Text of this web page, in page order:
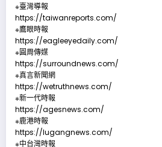
※臺灣導報
https://taiwanreports.com/
※鷹眼時報
https://eagleeyedaily.com/
※圓周傳媒
https://surroundnews.com/
※真言新聞網
https://wetruthnews.com/
※新一代時報
https://agesnews.com/
※鹿港時報
https://lugangnews.com/
※中台灣時報